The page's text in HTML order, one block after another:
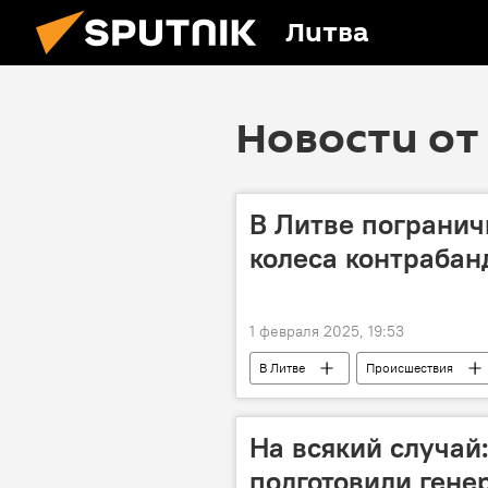
Литва
Новости
В Литве
колеса
1 февраля 2025, 19:53
В Литве Происшествия
На всякий